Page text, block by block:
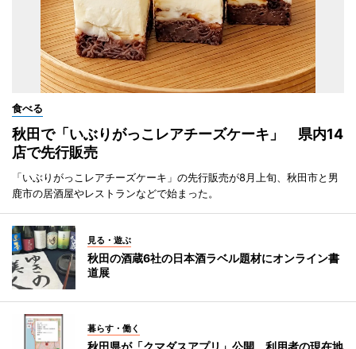
食べる
秋田で「いぶりがっこレアチーズケーキ」 県内14
店で先行販売
「いぶりがっこレアチーズケーキ」の先行販売が8月上旬、秋田市と男
鹿市の居酒屋やレストランなどで始まった。
見る・遊ぶ
秋田の酒蔵6社の日本酒ラベル題材にオンライン書
道展
暮らす・働く
秋田県が「クマダスアプリ」公開 利用者の現在地